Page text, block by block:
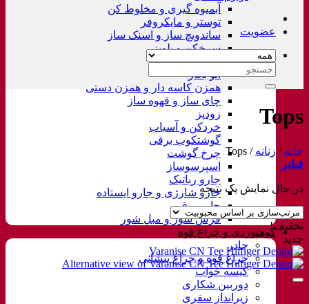
آبمیوه گیری و مخلوط کن
توستر و مایکروفر
ساندویچ ساز و اسنک ساز
سرخکن و پلوپز
غذاساز
اتو بخار
همزن کاسه دار و همزن دستی
چای ساز و قهوه ساز
زودپز
خردکن و آسیاب
گوشتکوب برقی
چرخ گوشت
اسپرسوساز
جارو رباتیک
جارو شارژی و جارو ایستاده
جارو برقی
فرش شور و مبل شور
کوهنوردی و چراغ قوه
چادر
چراغ قوه و چراغ پیشانی
کیسه خواب
دوربین شکاری
زیرانداز سفری
عضویت
جستجو
Tops
خانه / زنانه /
فیلتر
در حال نمایش یک نتیجه
تخفیف!
جدید